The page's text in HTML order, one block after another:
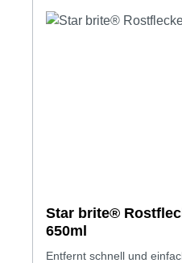
Star brite®
650ml
Entfernt schnell und